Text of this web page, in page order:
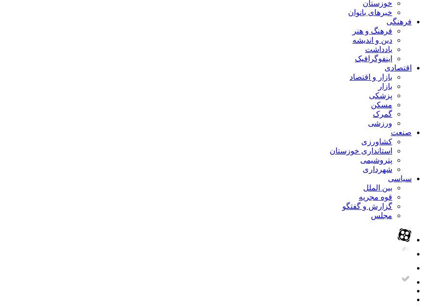
خوزستان
خبرهای بانوان
فرهنگی
فرهنگ و هنر
دین و اندیشه
یادداشت
اینفوگرافیک
اقتصادی
بازار و اقتصاد
بازار
پزشکی
مسکن
گمرک
ورزشی
صنعت
کشاورزی
استانداری خوزستان
پتروشیمی
شهرداری
سیاسی
بین الملل
قوه مجریه
گزارش و گفتگو
مجلس